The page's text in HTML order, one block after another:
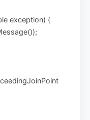
exception) {